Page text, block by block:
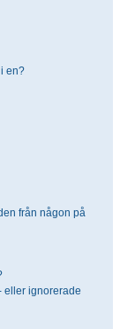
en?
från någon på
eller ignorerade